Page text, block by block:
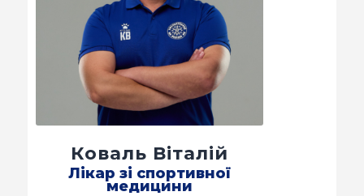
МЕДІА
КРАМНИЦЯ
КВИТКИ
Коваль Віталій
Лікар зі спортивної
медицини